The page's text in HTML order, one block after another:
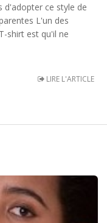
d'adopter ce style de
L'un des
shirt est qu'il ne
LIRE L'ARTICLE